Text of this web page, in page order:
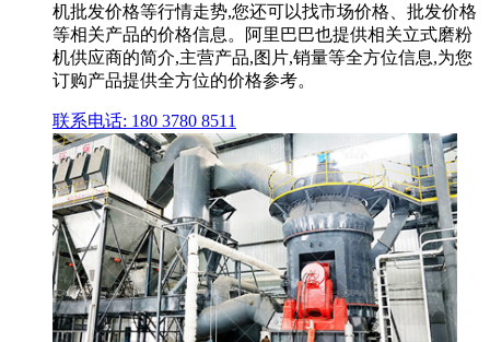
机批发价格等行情走势,您还可以找市场价格、批发价格
等相关产品的价格信息。阿里巴巴也提供相关立式磨粉
机供应商的简介,主营产品,图片,销量等全方位信息,为您
订购产品提供全方位的价格参考。
联系电话: 180 3780 8511